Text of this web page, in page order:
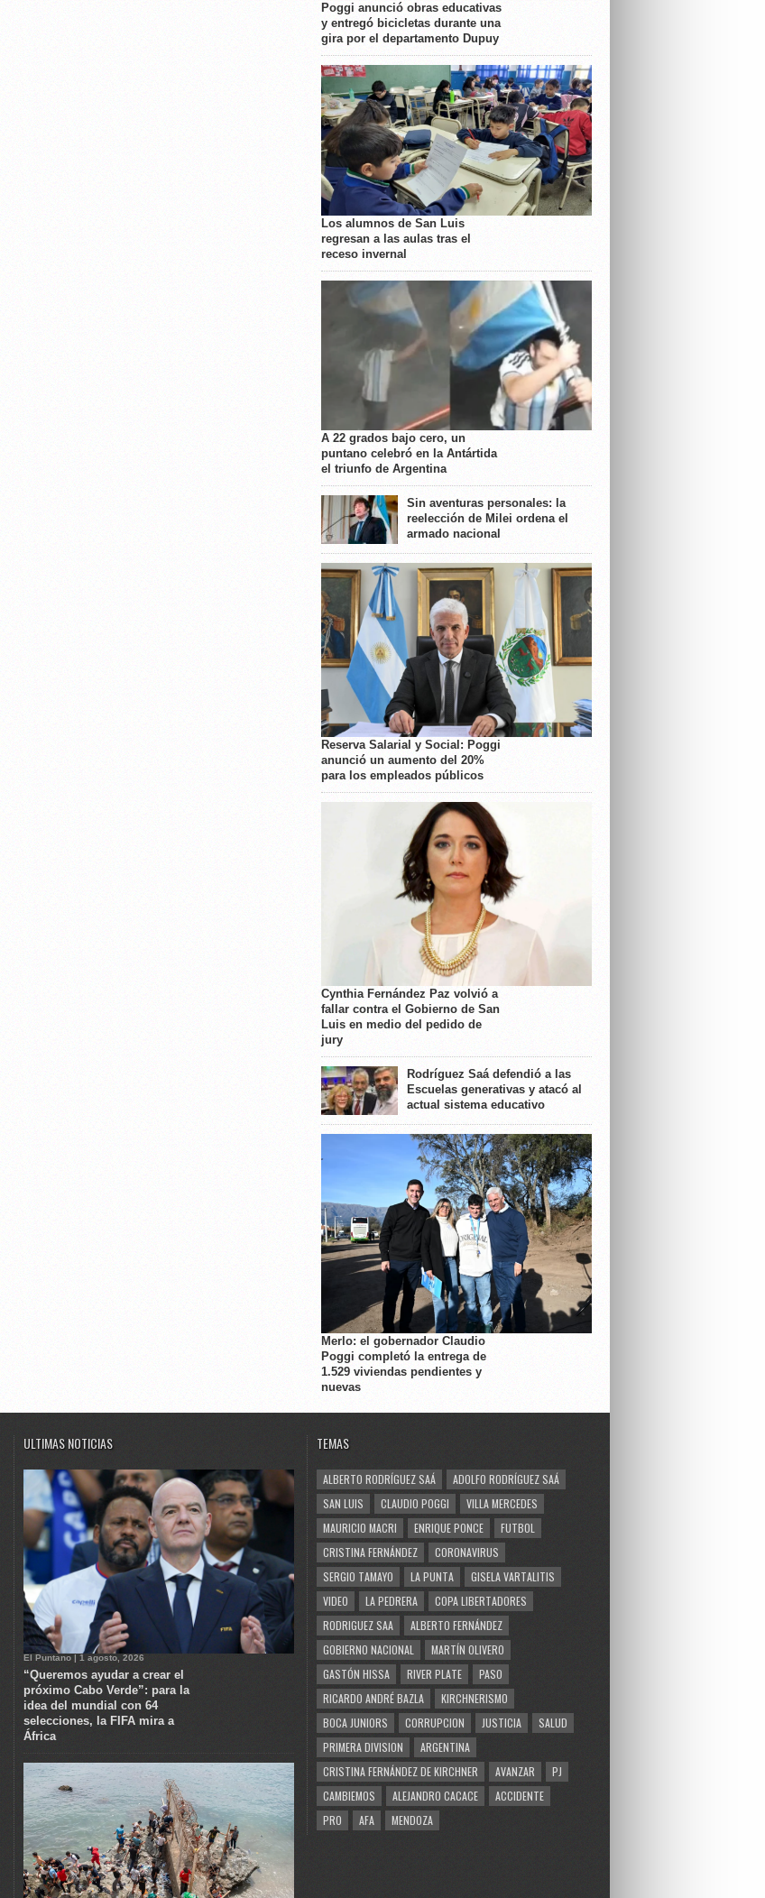
Poggi anunció obras educativas
y entregó bicicletas durante una
gira por el departamento Dupuy
Los alumnos de San Luis
regresan a las aulas tras el
receso invernal
A 22 grados bajo cero, un
puntano celebró en la Antártida
el triunfo de Argentina
Sin aventuras personales: la
reelección de Milei ordena el
armado nacional
Reserva Salarial y Social: Poggi
anunció un aumento del 20%
para los empleados públicos
Cynthia Fernández Paz volvió a
fallar contra el Gobierno de San
Luis en medio del pedido de
jury
Rodríguez Saá defendió a las
Escuelas generativas y atacó al
actual sistema educativo
Merlo: el gobernador Claudio
Poggi completó la entrega de
1.529 viviendas pendientes y
nuevas
ULTIMAS NOTICIAS
El Puntano | 1 agosto, 2026
“Queremos ayudar a crear el
próximo Cabo Verde”: para la
idea del mundial con 64
selecciones, la FIFA mira a
África
TEMAS
ALBERTO RODRÍGUEZ SAÁ
ADOLFO RODRÍGUEZ SAÁ
SAN LUIS
CLAUDIO POGGI
VILLA MERCEDES
MAURICIO MACRI
ENRIQUE PONCE
FUTBOL
CRISTINA FERNÁNDEZ
CORONAVIRUS
SERGIO TAMAYO
LA PUNTA
GISELA VARTALITIS
VIDEO
LA PEDRERA
COPA LIBERTADORES
RODRIGUEZ SAA
ALBERTO FERNÁNDEZ
GOBIERNO NACIONAL
MARTÍN OLIVERO
GASTÓN HISSA
RIVER PLATE
PASO
RICARDO ANDRÉ BAZLA
KIRCHNERISMO
BOCA JUNIORS
CORRUPCION JUSTICIA
SALUD
PRIMERA DIVISION
ARGENTINA
CRISTINA FERNÁNDEZ DE KIRCHNER
AVANZAR
PJ
CAMBIEMOS
ALEJANDRO CACACE
ACCIDENTE
PRO
AFA MENDOZA